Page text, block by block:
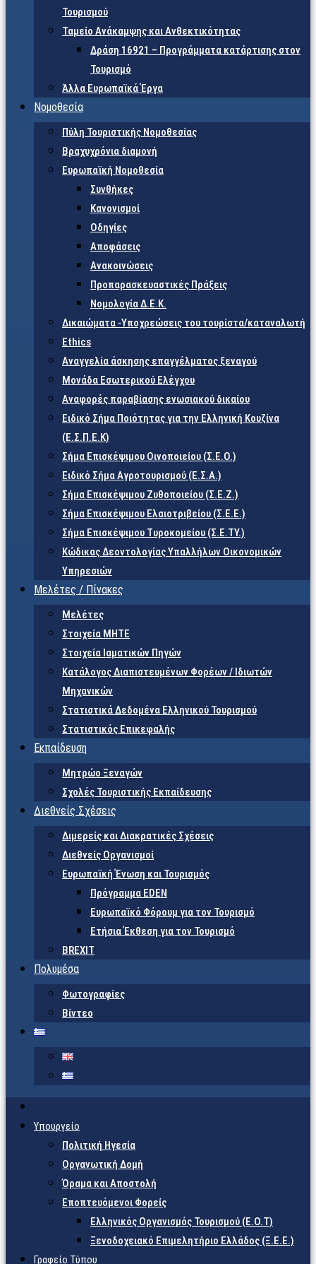
Τουρισμού
Ταμείο Ανάκαμψης και Ανθεκτικότητας
Δράση 16921 – Προγράμματα κατάρτισης στον
Τουρισμό
Άλλα Ευρωπαϊκά Έργα
Νομοθεσία
Πύλη Τουριστικής Νομοθεσίας
Βραχυχρόνια διαμονή
Ευρωπαϊκή Νομοθεσία
Συνθήκες
Κανονισμοί
Οδηγίες
Αποφάσεις
Ανακοινώσεις
Προπαρασκευαστικές Πράξεις
Νομολογία Δ.Ε.Κ.
Δικαιώματα -Υποχρεώσεις του τουρίστα/καταναλωτή
Ethics
Αναγγελία άσκησης επαγγέλματος ξεναγού
Μονάδα Εσωτερικού Ελέγχου
Αναφορές παραβίασης ενωσιακού δικαίου
Ειδικό Σήμα Ποιότητας για την Ελληνική Κουζίνα
(Ε.Σ.Π.Ε.Κ)
Σήμα Επισκέψιμου Οινοποιείου (Σ.Ε.Ο.)
Ειδικό Σήμα Αγροτουρισμού (Ε.Σ.Α.)
Σήμα Επισκέψιμου Ζυθοποιείου (Σ.Ε.Ζ.)
Σήμα Επισκέψιμου Ελαιοτριβείου (Σ.Ε.Ε.)
Σήμα Επισκέψιμου Τυροκομείου (Σ.Ε.TY.)
Κώδικας Δεοντολογίας Υπαλλήλων Οικονομικών
Υπηρεσιών
Μελέτες / Πίνακες
Μελέτες
Στοιχεία ΜΗΤΕ
Στοιχεία Ιαματικών Πηγών
Κατάλογος Διαπιστευμένων Φορέων / Ιδιωτών
Μηχανικών
Στατιστικά Δεδομένα Ελληνικού Τουρισμού
Στατιστικός Επικεφαλής
Εκπαίδευση
Μητρώο Ξεναγών
Σχολές Τουριστικής Εκπαίδευσης
Διεθνείς Σχέσεις
Διμερείς και Διακρατικές Σχέσεις
Διεθνείς Οργανισμοί
Ευρωπαϊκή Ένωση και Τουρισμός
Πρόγραμμα EDEN
Ευρωπαϊκό Φόρουμ για τον Τουρισμό
Ετήσια Έκθεση για τον Τουρισμό
BREXIT
Πολυμέσα
Φωτογραφίες
Βίντεο
Υπουργείο
Πολιτική Ηγεσία
Οργανωτική Δομή
Όραμα και Αποστολή
Εποπτευόμενοι Φορείς
Eλληνικός Οργανισμός Τουρισμού (Ε.Ο.Τ)
Ξενοδοχειακό Επιμελητήριο Ελλάδος (Ξ.Ε.Ε.)
Γραφείο Τύπου